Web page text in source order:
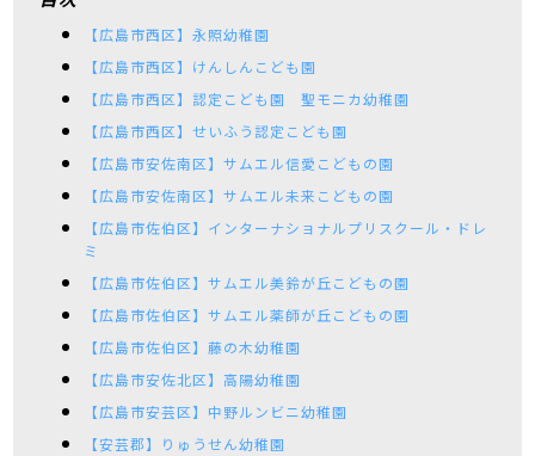
【広島市西区】永照幼稚園
【広島市西区】けんしんこども園
【広島市西区】認定こども園 聖モニカ幼稚園
【広島市西区】せいふう認定こども園
【広島市安佐南区】サムエル信愛こどもの園
【広島市安佐南区】サムエル未来こどもの園
【広島市佐伯区】インターナショナルプリスクール・ドレ
ミ
【広島市佐伯区】サムエル美鈴が丘こどもの園
【広島市佐伯区】サムエル薬師が丘こどもの園
【広島市佐伯区】藤の木幼稚園
【広島市安佐北区】高陽幼稚園
【広島市安芸区】中野ルンビニ幼稚園
【安芸郡】りゅうせん幼稚園